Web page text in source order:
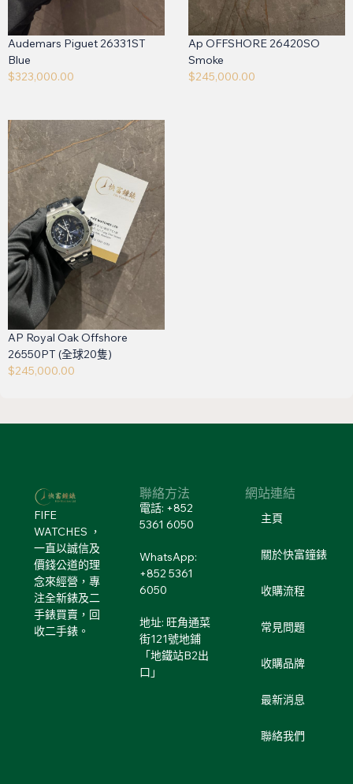
Audemars Piguet 26331ST
Blue
$323,000.00
Ap OFFSHORE 26420SO
Smoke
$245,000.00
AP Royal Oak Offshore
26550PT (全球20隻)
$245,000.00
FIFE
WATCHES ，
一直以誠信及
價錢公道的理
念來經營，專
注全新錶及二
手錶買賣，回
收二手錶。
聯絡方法
電話: +852
5361 6050
WhatsApp:
+852 5361
6050
地址: 旺角通菜
街121號地鋪
「地鐵站B2出
口」
網站連結
主頁
關於快富鐘錶
收購流程
常見問題
收購品牌
最新消息
聯絡我們